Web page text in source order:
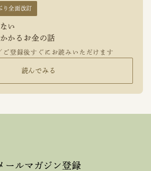
り全面改訂
い
かるお金の話
ご登録後すぐにお読みいただけます
読んでみる
ールマガジン登録